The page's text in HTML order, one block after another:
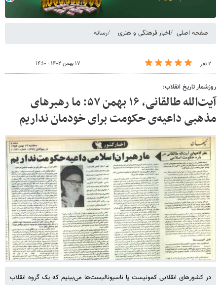
صفحه اصلی اخبار فرهنگی و هنری رسانه
۲ نفر ۱۷ بهمن ۱۴۰۲ - ۱۴:۱۰
روزشمار تاریخ انقلاب:
آیت‌الله طالقانی، ۱۶ بهمن ۵۷: ما رهبرهای
مذهبی داعیه‌ی حکومت برای خودمان نداریم
در کشورهای انقلابی کمونیست یا ناسیونالیست‌ها می‌بینیم که یک گروه انقلاب